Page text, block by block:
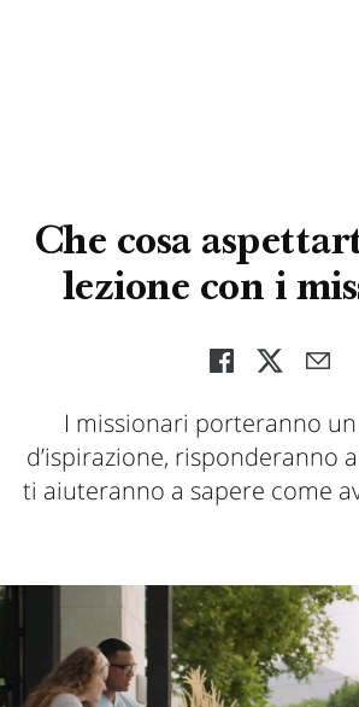
Che cosa
lezione con i
I missionari porteranno un
d’ispirazione, risponderanno
ti aiuteranno a sapere come